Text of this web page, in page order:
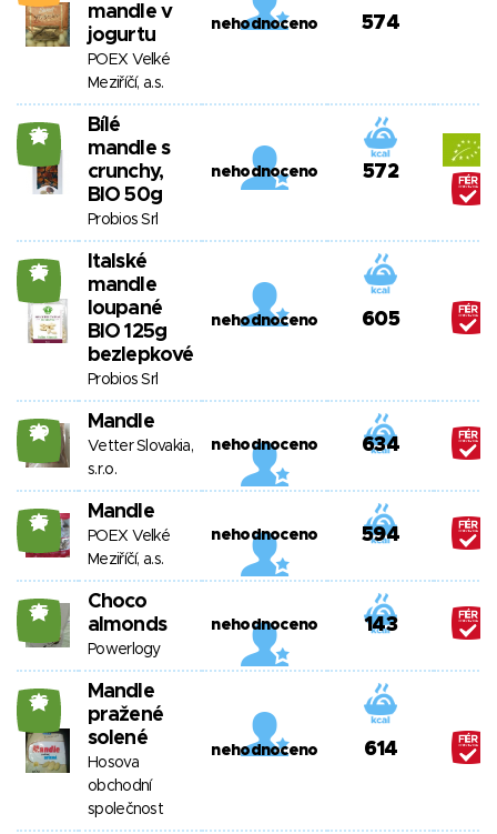
mandle v
jogurtu
POEX Velké
Meziříčí, a.s.
nehodnoceno 574
26
Bílé
mandle s
crunchy,
BIO 50g
Probios Srl
nehodnoceno 572
25
Italské
mandle
loupané
BIO 125g
bezlepkové
Probios Srl
nehodnoceno 605
20 Mandle
Vetter Slovakia,
s.r.o.
nehodnoceno 634
25 Mandle
POEX Velké
Meziříčí, a.s.
nehodnoceno 594
25
Choco
almonds
Powerlogy
nehodnoceno 143
26
Mandle
pražené
solené
Hosova
obchodní
společnost
nehodnoceno 614